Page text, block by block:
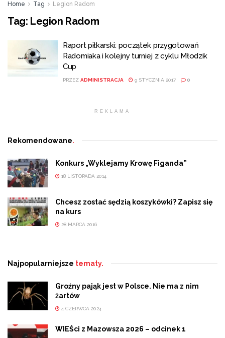
Home Tag Legion Radom
Tag: Legion Radom
Raport piłkarski: początek przygotowań
Radomiaka i kolejny turniej z cyklu Młodzik
Cup
PRZEZ ADMINISTRACJA 9 STYCZNIA 2017 0
REKLAMA
Rekomendowane.
Konkurs „Wyklejamy Krowę Figanda”
18 LISTOPADA 2014
Chcesz zostać sędzią koszykówki? Zapisz się
na kurs
28 MARCA 2016
Najpopularniejsze tematy.
Groźny pająk jest w Polsce. Nie ma z nim
żartów
4 CZERWCA 2024
WIEŚci z Mazowsza 2026 – odcinek 1